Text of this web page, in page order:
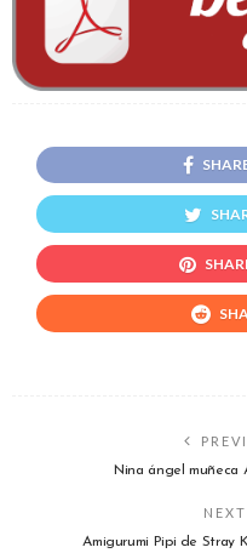
Nina ángel muñeca
Amigurumi Pipi de Stray